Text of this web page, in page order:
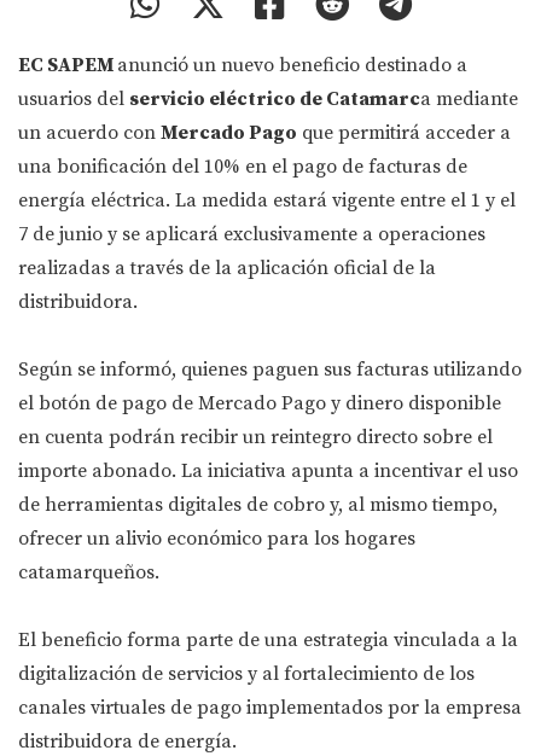
EC SAPEM anunció un nuevo beneficio destinado a
usuarios del servicio eléctrico de Catamarca mediante
un acuerdo con Mercado Pago que permitirá acceder a
una bonificación del 10% en el pago de facturas de
energía eléctrica. La medida estará vigente entre el 1 y el
7 de junio y se aplicará exclusivamente a operaciones
realizadas a través de la aplicación oficial de la
distribuidora.
Según se informó, quienes paguen sus facturas utilizando
el botón de pago de Mercado Pago y dinero disponible
en cuenta podrán recibir un reintegro directo sobre el
importe abonado. La iniciativa apunta a incentivar el uso
de herramientas digitales de cobro y, al mismo tiempo,
ofrecer un alivio económico para los hogares
catamarqueños.
El beneficio forma parte de una estrategia vinculada a la
digitalización de servicios y al fortalecimiento de los
canales virtuales de pago implementados por la empresa
distribuidora de energía.